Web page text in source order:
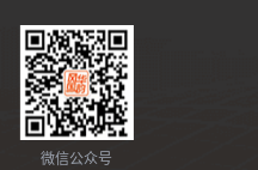
微信公众号